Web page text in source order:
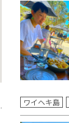
ワイヘキ島